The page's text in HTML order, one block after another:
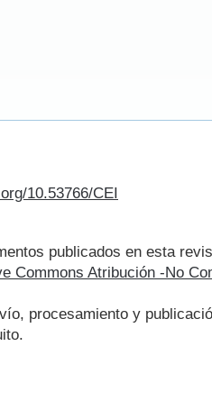
10.53766/CEI
publicados en esta
Commons Atribución -No
procesamiento y